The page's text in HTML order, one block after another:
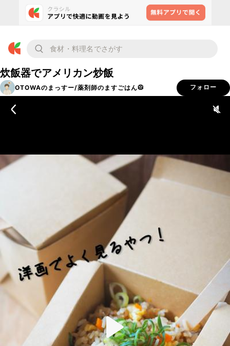
炊飯器でアメリカン炒飯
OTOWAのまっすー/薬剤師のますごはん🥼 フォロー